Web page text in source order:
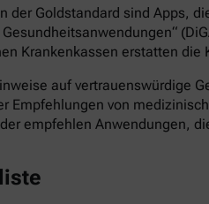
der Goldstandard sind Apps,
Gesundheitsanwendungen“
Krankenkassen erstatten die
auf vertrauenswürdige
Empfehlungen von
empfehlen Anwendungen,